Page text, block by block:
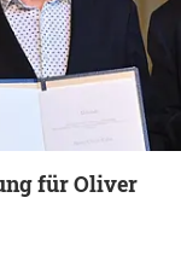
für Oliver